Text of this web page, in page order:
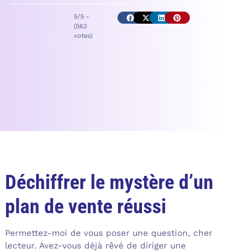
5/5 -
(562
votes)
Déchiffrer le mystère d’un
plan de vente réussi
Permettez-moi de vous poser une question, cher
lecteur. Avez-vous déjà rêvé de diriger une